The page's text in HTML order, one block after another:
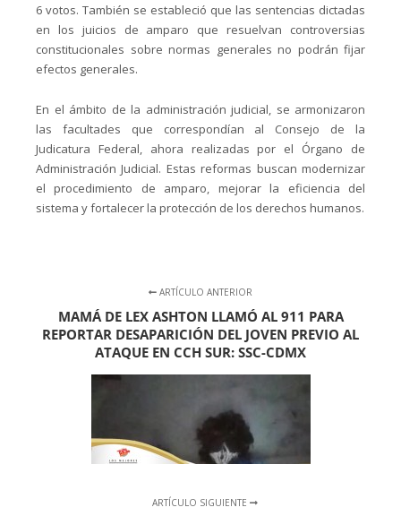
6 votos. También se estableció que las sentencias dictadas
en los juicios de amparo que resuelvan controversias
constitucionales sobre normas generales no podrán fijar
efectos generales.
En el ámbito de la administración judicial, se armonizaron
las facultades que correspondían al Consejo de la
Judicatura Federal, ahora realizadas por el Órgano de
Administración Judicial. Estas reformas buscan modernizar
el procedimiento de amparo, mejorar la eficiencia del
sistema y fortalecer la protección de los derechos humanos.
ARTÍCULO ANTERIOR
MAMÁ DE LEX ASHTON LLAMÓ AL 911 PARA
REPORTAR DESAPARICIÓN DEL JOVEN PREVIO AL
ATAQUE EN CCH SUR: SSC-CDMX
ARTÍCULO SIGUIENTE